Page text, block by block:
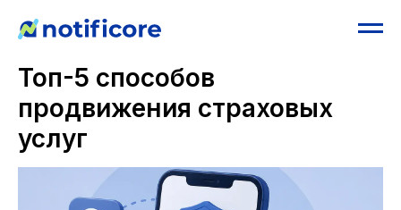
Топ-5 способов
продвижения страховых
услуг